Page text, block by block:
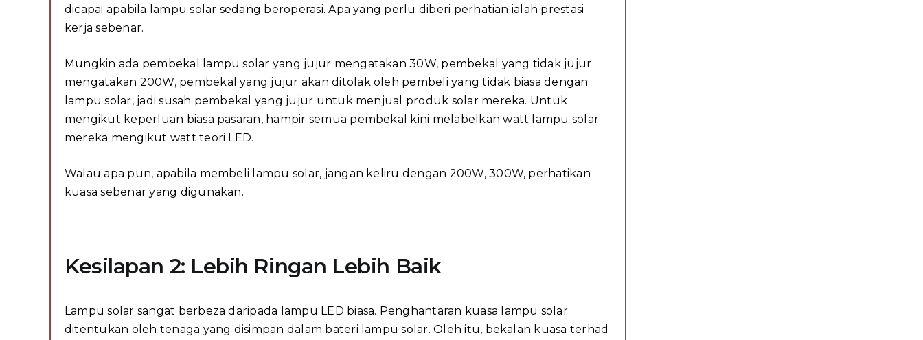
dicapai apabila lampu solar sedang beroperasi. Apa yang perlu diberi perhatian ialah prestasi
kerja sebenar.
Mungkin ada pembekal lampu solar yang jujur mengatakan 30W, pembekal yang tidak jujur
mengatakan 200W, pembekal yang jujur akan ditolak oleh pembeli yang tidak biasa dengan
lampu solar, jadi susah pembekal yang jujur untuk menjual produk solar mereka. Untuk
mengikut keperluan biasa pasaran, hampir semua pembekal kini melabelkan watt lampu solar
mereka mengikut watt teori LED.
Walau apa pun, apabila membeli lampu solar, jangan keliru dengan 200W, 300W, perhatikan
kuasa sebenar yang digunakan.
Kesilapan 2: Lebih Ringan Lebih Baik
Lampu solar sangat berbeza daripada lampu LED biasa. Penghantaran kuasa lampu solar
ditentukan oleh tenaga yang disimpan dalam bateri lampu solar. Oleh itu, bekalan kuasa terhad